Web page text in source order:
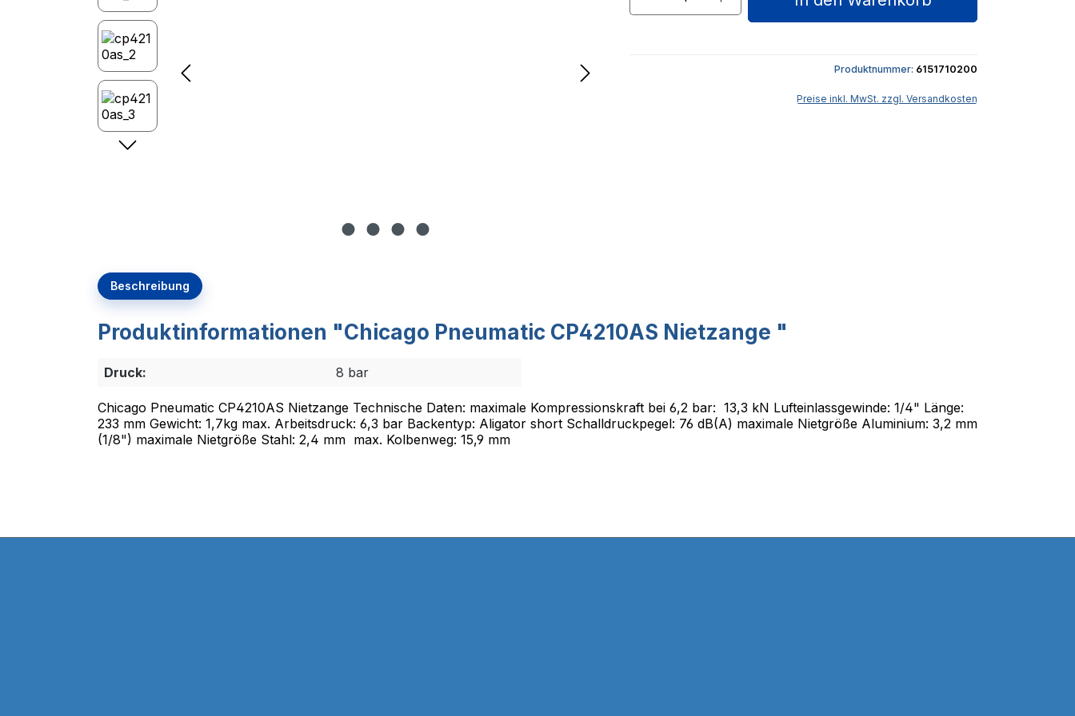
Produktnummer: 6151710200
Preise inkl. MwSt. zzgl. Versandkosten
Beschreibung
Produktinformationen "Chicago Pneumatic CP4210AS Nietzange "
Druck: 8 bar
Chicago Pneumatic CP4210AS Nietzange Technische Daten: maximale Kompressionskraft bei 6,2 bar: 13,3 kN Lufteinlassgewinde: 1/4" Länge:
233 mm Gewicht: 1,7kg max. Arbeitsdruck: 6,3 bar Backentyp: Aligator short Schalldruckpegel: 76 dB(A) maximale Nietgröße Aluminium: 3,2 mm
(1/8") maximale Nietgröße Stahl: 2,4 mm max. Kolbenweg: 15,9 mm